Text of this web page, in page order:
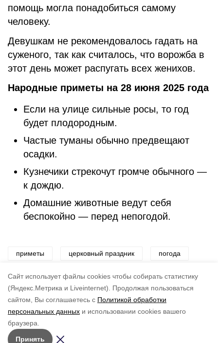
Cайт использует файлы cookies чтобы собирать статистику
(Яндекс.Метрика и Liveinternet).
Продолжая пользоваться
сайтом, Вы соглашаетесь с Политикой обработки
персональных данных и использовании cookies вашего
браузера.
Принять
помощь могла понадобиться самому
человеку.
Девушкам не рекомендовалось гадать на
суженого, так как считалось, что ворожба в
этот день может распугать всех женихов.
Народные приметы на 28 июня 2025 года
Если на улице сильные росы, то год
будет плодородным.
Частые туманы обычно предвещают
осадки.
Кузнечики стрекочут громче обычного —
к дождю.
Домашние животные ведут себя
беспокойно — перед непогодой.
приметы церковный праздник погода
народный праздник народные приметы
по оценке
5